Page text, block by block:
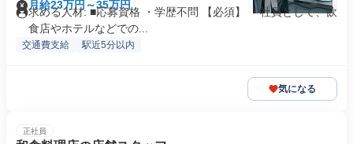
月給23万円～35万円
求める人材: ■応募資格 ・学歴不問 【必須】 ・社員として、飲
食店やホテルなどでの...
交通費支給 駅近5分以内
気になる
正社員